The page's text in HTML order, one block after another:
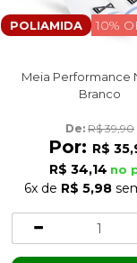
POLIAMIDA 10%
Meia Performance
Branco
De: R$ 39,90
Por: R$
R$ 34,14 no
6xde R$ 5,98